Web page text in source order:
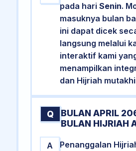
pada hari Senin.
masuknya bulan
ini dapat dicek
langsung melalui
interaktif kami
menampilkan
dan Hijriah
Q
BULAN APRIL
BULAN HIJRIAH
A
Penanggalan